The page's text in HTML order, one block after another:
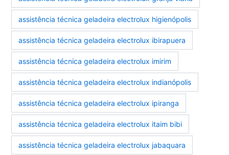
assistência técnica geladeira electrolux higienópolis
assistência técnica geladeira electrolux ibirapuera
assistência técnica geladeira electrolux imirim
assistência técnica geladeira electrolux indianópolis
assistência técnica geladeira electrolux ipiranga
assistência técnica geladeira electrolux itaim bibi
assistência técnica geladeira electrolux jabaquara